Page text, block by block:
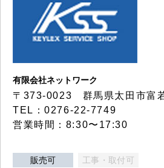
有限会社ネットワーク
〒373-0023 群馬県太田市富
TEL：0276-22-7749
営業時間：8:30〜17:30
販売可 工事・取付可